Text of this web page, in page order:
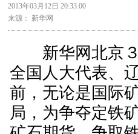
2013年03月12日 20:33:00
来源： 新华网
新华网北京３
全国人大代表、
前，无论是国际
局，为争夺定铁